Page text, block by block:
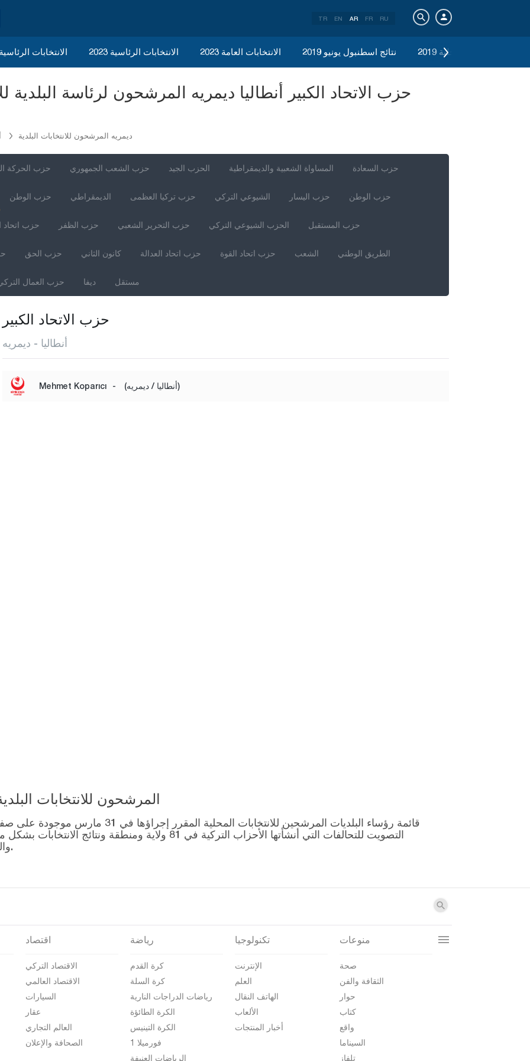
TR EN AR FR RU
2023 الانتخابات الانتخابات الرئاسية 2023 الانتخابات العامة 2023 نتائج اسطنبول يونيو 2019 الانتخابات المحلية 2019
ديمريه المرشحون للانتخابات البلدية
حزب الحركة حزب الشعب الجمهوري الحزب الجيد المساواة الشعبية والديمقراطية حزب السعادة
حزب الوطن الديمقراطي حزب تركيا العظمى الشيوعي التركي حزب اليسار حزب الوطن
حزب اتحاد حزب الظفر حزب التحرير الشعبي الحزب الشيوعي التركي حزب المستقبل
حزب الحق كانون الثاني حزب اتحاد العدالة حزب اتحاد القوة الشعب الطريق الوطني
حزب العمال ديفا مستقل
حزب الاتحاد الكبير
أنطاليا - ديمريه
Mehmet Koparıcı - (أنطاليا / ديمريه)
المرشحون للانتخابات البلدية المحلية –
قائمة رؤساء البلديات المرشحين للانتخابات
التصويت للتحالفات التي أنشأتها الأحزاب التركية في 81
والمرشحين على صفحة نتائج الانتخابات 2024.
اقتصاد
الاقتصاد التركي
الاقتصاد العالمي
السيارات
عقار
العالم التجاري
الصحافة والإعلان
رياضة
كرة القدم
كرة السلة
رياضات الدراجات النارية
الكرة الطائؤة
الكرة التينيس
فورميلا 1
الرياضات العنيفة
تكنولوجيا
الإنترنت
العلم
الهاتف النقال
الألعاب
أخبار المنتجات
منوعات
صحة
الثقافة والفن
حوار
كتاب
واقع
السيناما
تلفاز